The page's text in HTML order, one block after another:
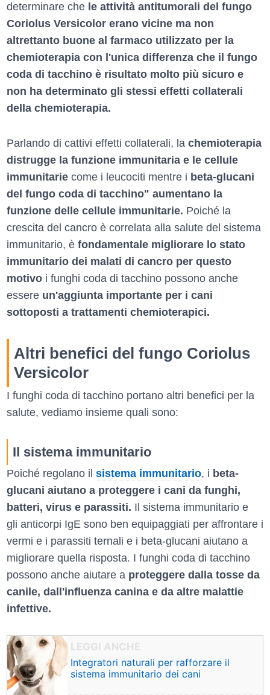
determinare che le attività antitumorali del fungo
Coriolus Versicolor erano vicine ma non
altrettanto buone al farmaco utilizzato per la
chemioterapia con l'unica differenza che il fungo
coda di tacchino è risultato molto più sicuro e
non ha determinato gli stessi effetti collaterali
della chemioterapia.
Parlando di cattivi effetti collaterali, la chemioterapia
distrugge la funzione immunitaria e le cellule
immunitarie come i leucociti mentre i beta-glucani
del fungo coda di tacchino" aumentano la
funzione delle cellule immunitarie. Poiché la
crescita del cancro è correlata alla salute del sistema
immunitario, è fondamentale migliorare lo stato
immunitario dei malati di cancro per questo
motivo i funghi coda di tacchino possono anche
essere un'aggiunta importante per i cani
sottoposti a trattamenti chemioterapici.
Altri benefici del fungo Coriolus
Versicolor
I funghi coda di tacchino portano altri benefici per la
salute, vediamo insieme quali sono:
Il sistema immunitario
Poiché regolano il sistema immunitario, i beta-
glucani aiutano a proteggere i cani da funghi,
batteri, virus e parassiti. Il sistema immunitario e
gli anticorpi IgE sono ben equipaggiati per affrontare i
vermi e i parassiti ternali e i beta-glucani aiutano a
migliorare quella risposta. I funghi coda di tacchino
possono anche aiutare a proteggere dalla tosse da
canile, dall'influenza canina e da altre malattie
infettive.
Integratori naturali per rafforzare il
sistema immunitario dei cani